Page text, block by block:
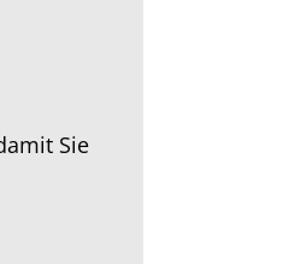
Sie